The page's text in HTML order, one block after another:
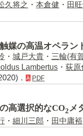
久将之 ・ 本倉健 ・ 田
媒の高温オペラン
・ 城戸大貴 ・ 三輪(有
Lambertus ・ 荻原
． PDF
高選択的なCO2 メ
・ 細川三郎 ・ 田中庸裕